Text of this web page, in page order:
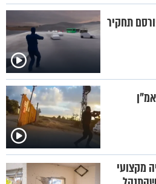
תחקיר
מקצועי